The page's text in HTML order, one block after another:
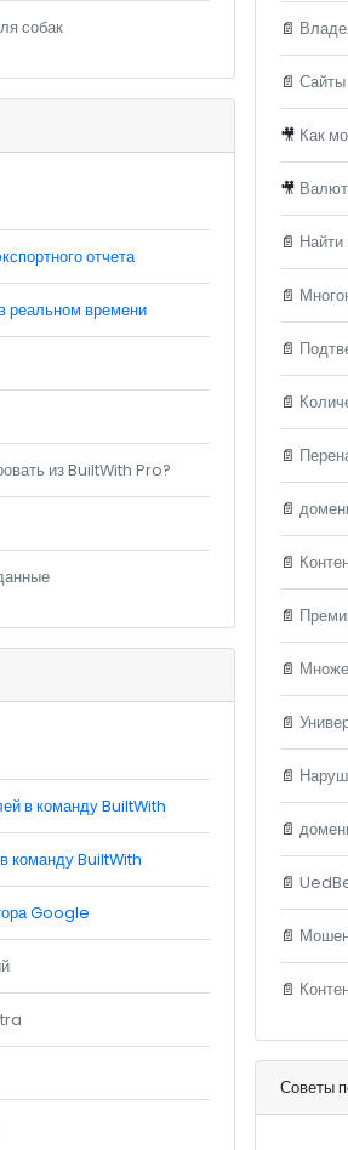
собак
отчета
реальном времени
из BuiltWith Pro?
в команду BuiltWith
команду BuiltWith
Google
📄
📄
🎥 Как
🎥
📄 Найти
📄
📄
📄
📄
📄
📄
📄
📄
📄
📄
📄
📄
📄
📄
Советы